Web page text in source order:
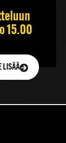
15.00
LISÄÄ